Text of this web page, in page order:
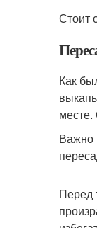
Стоит
Как
Важно
Перед